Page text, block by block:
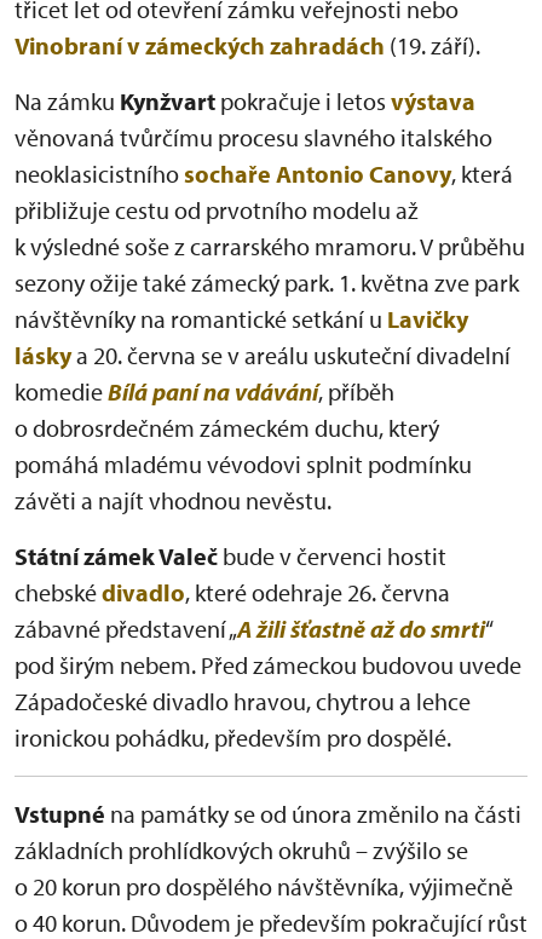
třicet let od otevření zámku veřejnosti nebo
Vinobraní v zámeckých zahradách (19. září).
Na zámku Kynžvart pokračuje i letos výstava
věnovaná tvůrčímu procesu slavného italského
neoklasicistníhosochaře Antonio Canovy, která
přibližuje cestu od prvotního modelu až
k výsledné soše z carrarského mramoru. V průběhu
sezony ožije také zámecký park. 1. května zve park
návštěvníky na romantické setkání u Lavičky
láskya 20. června se v areálu uskuteční divadelní
komedieBílá paní na vdávání, příběh
o dobrosrdečném zámeckém duchu, který
pomáhá mladému vévodovi splnit podmínku
závěti a najít vhodnou nevěstu.
Státní zámek Valeč bude v červenci hostit
chebskédivadlo, které odehraje 26. června
zábavné představení „A žili šťastně až do smrti“
pod širým nebem. Před zámeckou budovou uvede
Západočeské divadlo hravou, chytrou a lehce
ironickou pohádku, především pro dospělé.
Vstupné na památky se od února změnilo na části
základních prohlídkových okruhů – zvýšilo se
o 20 korun pro dospělého návštěvníka, výjimečně
o 40 korun. Důvodem je především pokračující růst